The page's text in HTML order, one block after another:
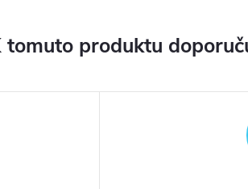
tomuto produktu